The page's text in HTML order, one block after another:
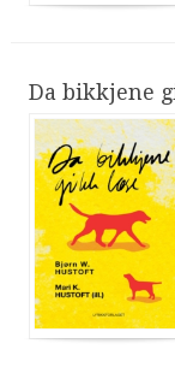
Da bikkjene